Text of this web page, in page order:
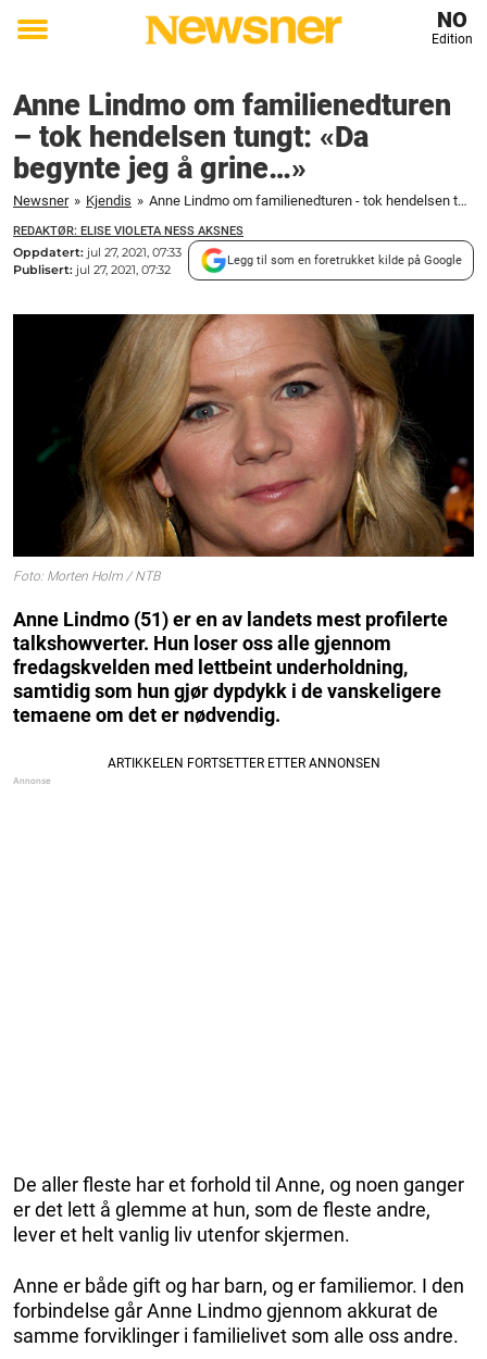
Toggle
NO
Edition
Anne Lindmo om familienedturen
– tok hendelsen tungt: «Da
begynte jeg å grine…»
Newsner » Kjendis » Anne Lindmo om familienedturen - tok hendelsen tungt: "Da begynte jeg å grine..."
REDAKTØR: ELISE VIOLETA NESS AKSNES
Oppdatert: jul 27, 2021, 07:33
Publisert: jul 27, 2021, 07:32
Legg til som en foretrukket kilde på Google
Foto: Morten Holm / NTB
Anne Lindmo (51) er en av landets mest profilerte
talkshowverter. Hun loser oss alle gjennom
fredagskvelden med lettbeint underholdning,
samtidig som hun gjør dypdykk i de vanskeligere
temaene om det er nødvendig.
De aller fleste har et forhold til Anne, og noen ganger
er det lett å glemme at hun, som de fleste andre,
lever et helt vanlig liv utenfor skjermen.
Anne er både gift og har barn, og er familiemor. I den
forbindelse går Anne Lindmo gjennom akkurat de
samme forviklinger i familielivet som alle oss andre.